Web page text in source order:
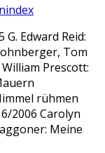
Edward Reid:
Tom
Prescott:
rühmen
2006 Carolyn
Meine